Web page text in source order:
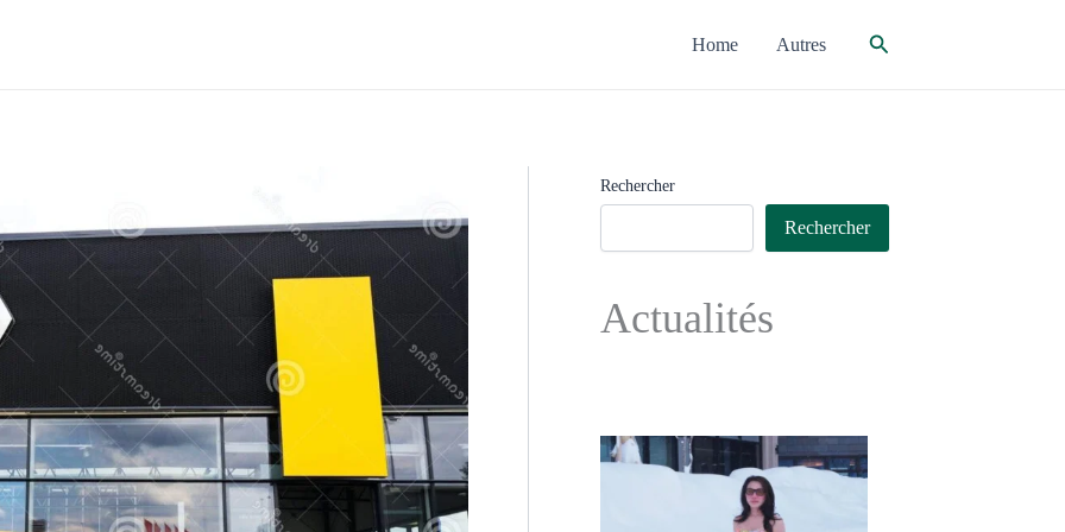
Home Autres Rechercher
Rechercher
Rechercher
Actualités